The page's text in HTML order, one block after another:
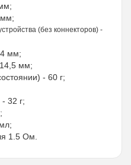
мм;
(без коннекторов) -
мм;
мм;
- 60 г;
32 г;
1.5 Ом.